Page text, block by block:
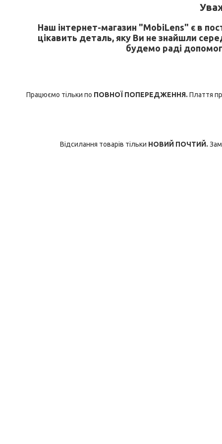
У
Наш інтернет-магазин "MobiLens" є в
цікавить деталь, яку Ви не знайшли
будемо раді
Працюємо тільки по ПОВНОЇ ПОПЕРЕДЖЕННЯ. Плаття
Відсилання товарів тільки НОВИЙ ПОЧТИЙ.